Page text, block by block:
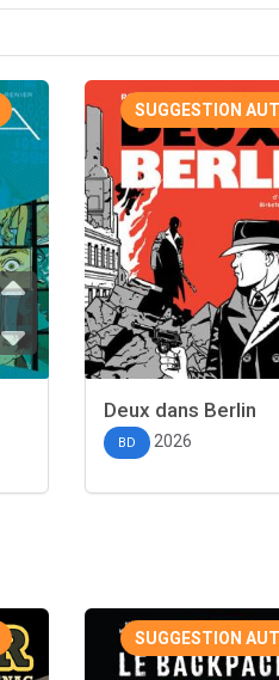
SUGGESTION
Deux dans Berlin
BD 2026
SUGGESTION